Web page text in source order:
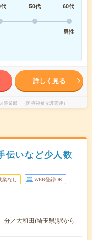
50代
60代
男性
詳しく見る
事業部 （医療福祉介護関連）
伝いなど少人数
業なし WEB登録OK
分／大和田(埼玉県)駅から--